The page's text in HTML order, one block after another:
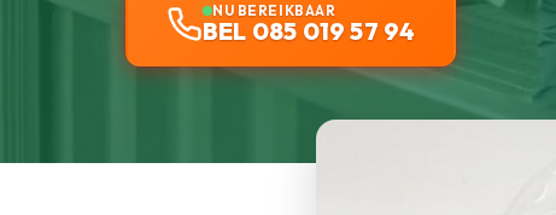
NU BEREIKBAAR
BEL 085 019 57 94